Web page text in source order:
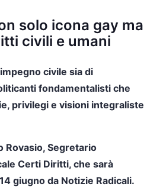
solo icona gay ma
civili e umani
civile sia di
fondamentalisti che
privilegi e visioni integraliste
Rovasio, Segretario
Certi Diritti, che sarà
giugno da Notizie Radicali.